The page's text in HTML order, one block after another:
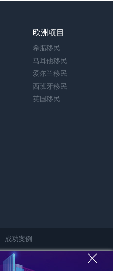
欧洲项目
希腊移民
马耳他移民
爱尔兰移民
西班牙移民
英国移民
成功案例